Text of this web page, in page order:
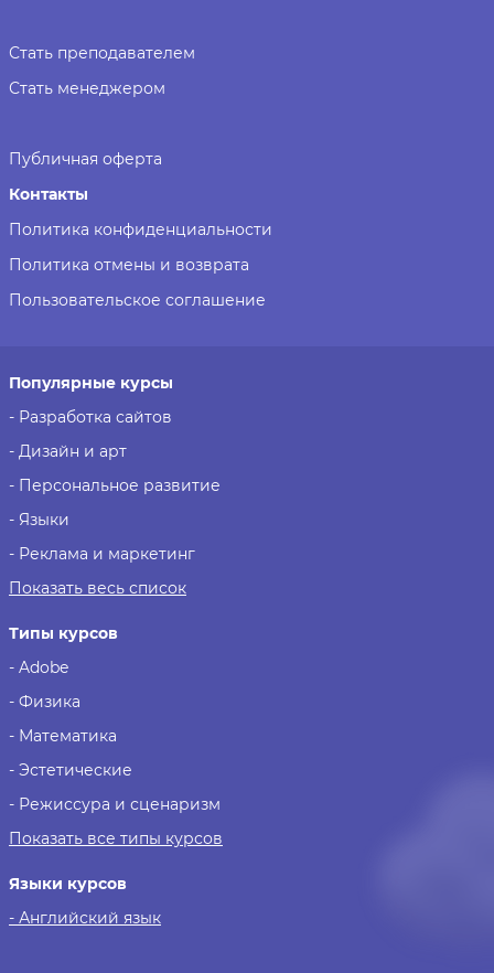
Публичная оферта
Контакты
Политика конфиденциальности
Политика отмены и возврата
Пользовательское соглашение
Стать преподавателем
Стать менеджером
Популярные курсы
- Разработка сайтов
- Дизайн и арт
- Персональное развитие
- Языки
- Реклама и маркетинг
Показать весь список
Типы курсов
- Adobe
- Физика
- Математика
- Эстетические
- Режиссура и сценаризм
Показать все типы курсов
Языки курсов
- Английский язык